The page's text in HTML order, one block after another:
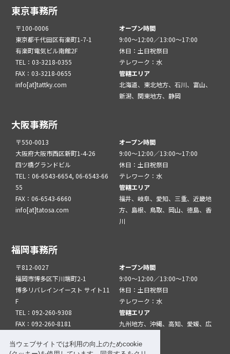
当ウェブサイトでは利用の向上のためcookie
東京事務所
〒100-0006
東京都千代田区有楽町1-7-1
有楽町電気ビル南館2F
TEL：03-3218-0355
FAX：03-3218-0655
info[at]tattky.com
オープン時間
9:00～12:00／13:00～17:00
休日：土日祝祭日
テレワーク：水
管轄エリア
北海道、東北地方、石川、富山、
新潟、関東地方、静岡
大阪事務所
〒550-0013
大阪府大阪市西区新町1-4-26
四ツ橋グランドビル
TEL：06-6543-6654, 06-6543-66
55
FAX：06-6543-6660
info[at]tatosa.com
オープン時間
9:00～12:00／13:00～17:00
休日：土日祝祭日
テレワーク：水
管轄エリア
福井、岐阜、愛知、三重、近畿地
方、島根、鳥取、岡山、徳島、香
川
福岡事務所
〒812-0027
福岡市博多区下川端町2-1
博多リバレインイースト サイト11
F
TEL：092-260-9308
FAX：092-260-8181
オープン時間
9:00～12:00／13:00～17:00
休日：土日祝祭日
テレワーク：水
管轄エリア
九州地方、沖縄、高知、愛媛、広